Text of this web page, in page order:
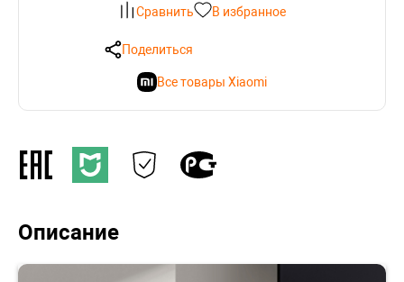
Сравнить В избранное
Поделиться
Все товары Xiaomi
Описание